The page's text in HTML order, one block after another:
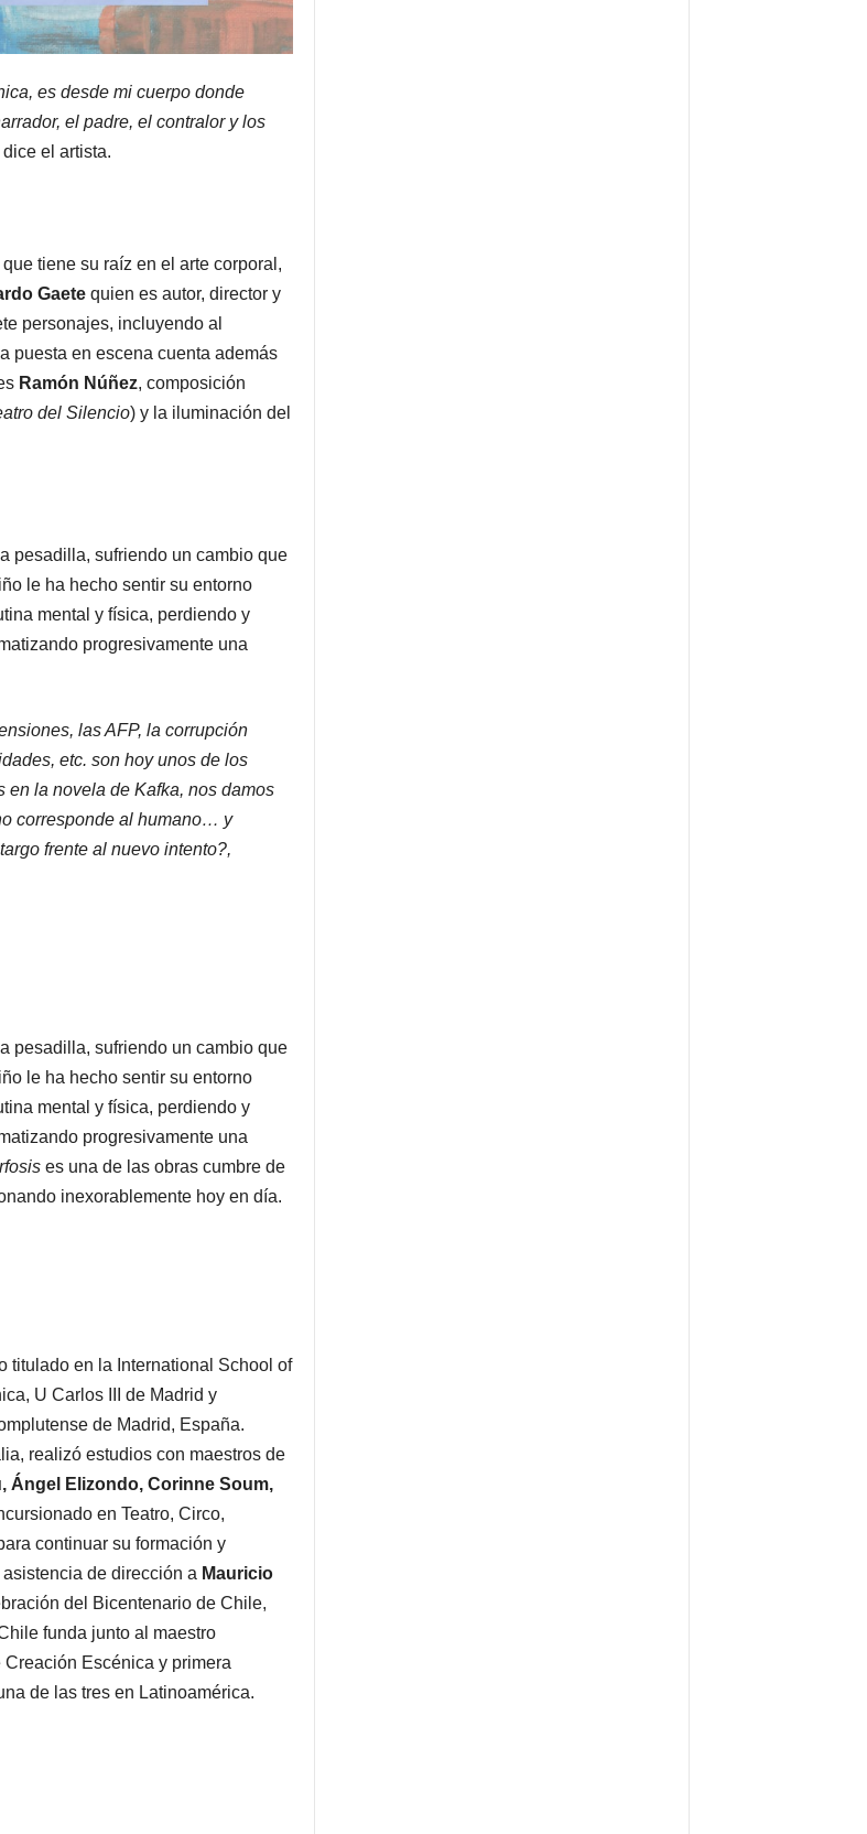
es desde mi cuerpo donde
el padre, el contralor y los
dice el artista.
tiene su raíz en el arte corporal,
Gaetequien es autor, director y
personajes, incluyendo al
puesta en escena cuenta además
Ramón Núñez, composición
del Silencio) y la iluminación del
pesadilla, sufriendo un cambio que
le ha hecho sentir su entorno
mental y física, perdiendo y
progresivamente una
las AFP, la corrupción
etc. son hoy unos de los
en la novela de Kafka, nos damos
corresponde al humano… y
frente al nuevo intento?,
pesadilla, sufriendo un cambio que
le ha hecho sentir su entorno
mental y física, perdiendo y
progresivamente una
es una de las obras cumbre de
inexorablemente hoy en día.
titulado en la International School of
U Carlos III de Madrid y
de Madrid, España.
realizó estudios con maestros de
Ángel Elizondo, Corinne Soum,
en Teatro, Circo,
continuar su formación y
de dirección a Mauricio
del Bicentenario de Chile,
funda junto al maestro
Escénica y primera
de las tres en Latinoamérica.